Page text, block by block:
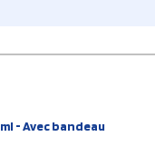
- Avec bandeau